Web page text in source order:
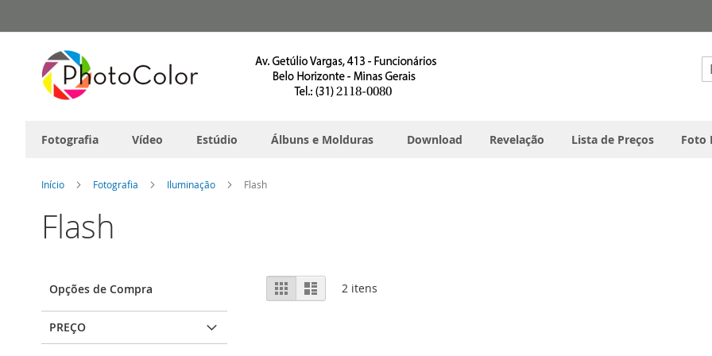
para
conteúdo
Fotografia Vídeo Estúdio Álbuns e Molduras Download Revelação Lista de Preços Foto
Início Fotografia Iluminação Flash
Flash
Ver
como
GradeLista 2 itens
Opções de Compra
PREÇO